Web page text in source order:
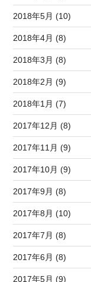
2018年5月 (10)
2018年4月 (8)
2018年3月 (8)
2018年2月 (9)
2018年1月 (7)
2017年12月 (8)
2017年11月 (9)
2017年10月 (9)
2017年9月 (8)
2017年8月 (10)
2017年7月 (8)
2017年6月 (8)
2017年5月 (9)